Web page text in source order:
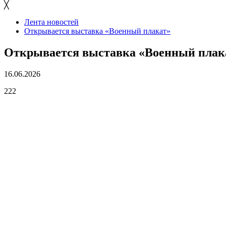
╳
Лента новостей
Открывается выставка «Военный плакат»
Открывается выставка «Военный
16.06.2026
222